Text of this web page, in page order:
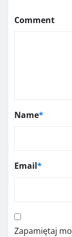
Comment
Name*
Email*
Zapamiętaj